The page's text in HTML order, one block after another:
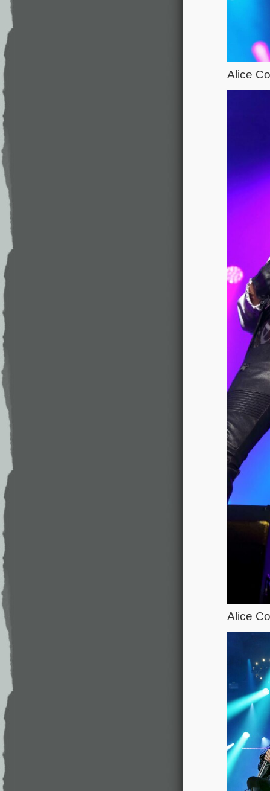
Alice
Alice